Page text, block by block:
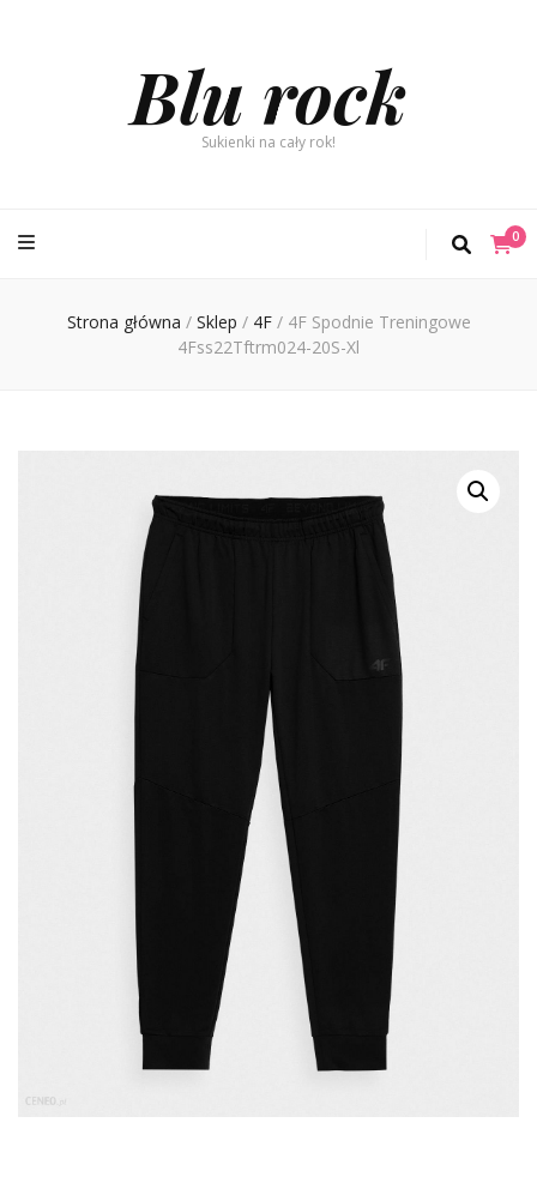
Blu rock
Sukienki na cały rok!
0
Strona główna / Sklep / 4F / 4F Spodnie Treningowe
4Fss22Tftrm024-20S-Xl